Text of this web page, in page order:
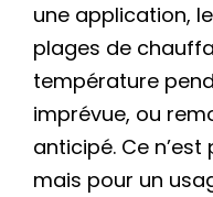
une application,
plages de
température
imprévue, ou
anticipé. Ce
mais pour un